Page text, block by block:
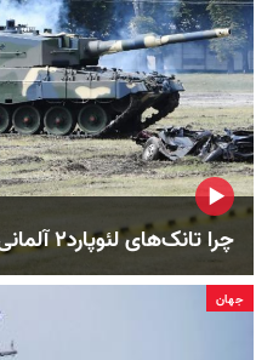
چرا تانک‌های لئوپارد۲ آلمانی برای اوکراین اهمیت دارند؟
جهان